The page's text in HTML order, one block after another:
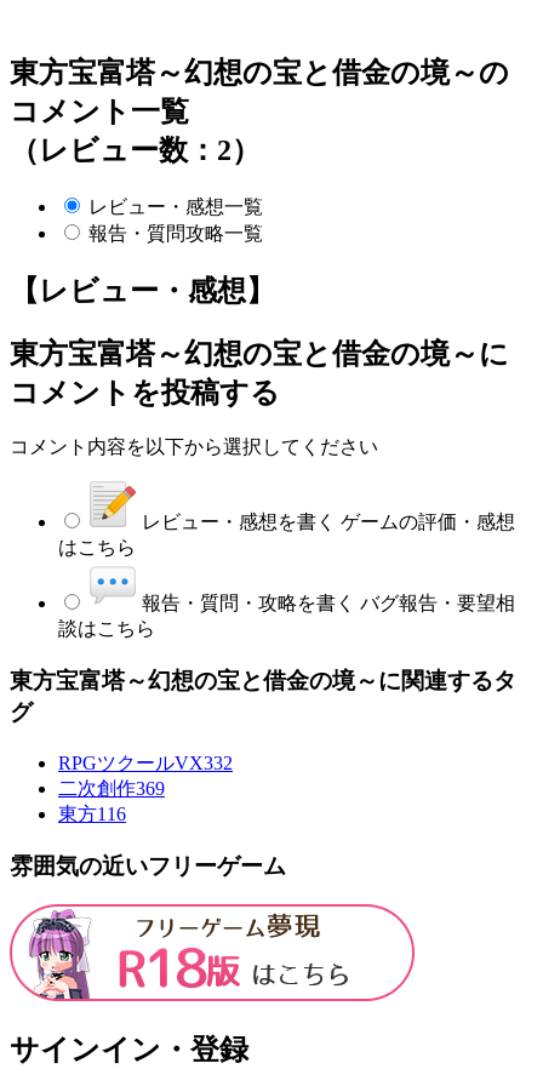
東方宝富塔～幻想の宝と借金の境～の
コメント一覧
（レビュー数：2）
レビュー・感想一覧
報告・質問攻略一覧
【レビュー・感想】
東方宝富塔～幻想の宝と借金の境～ に
コメントを投稿する
コメント内容を以下から選択してください
レビュー・感想を書く ゲームの評価・感想
はこちら
報告・質問・攻略を書く バグ報告・要望相
談はこちら
東方宝富塔～幻想の宝と借金の境～に関連するタ
グ
RPGツクールVX332
二次創作369
東方116
雰囲気の近いフリーゲーム
サインイン・登録